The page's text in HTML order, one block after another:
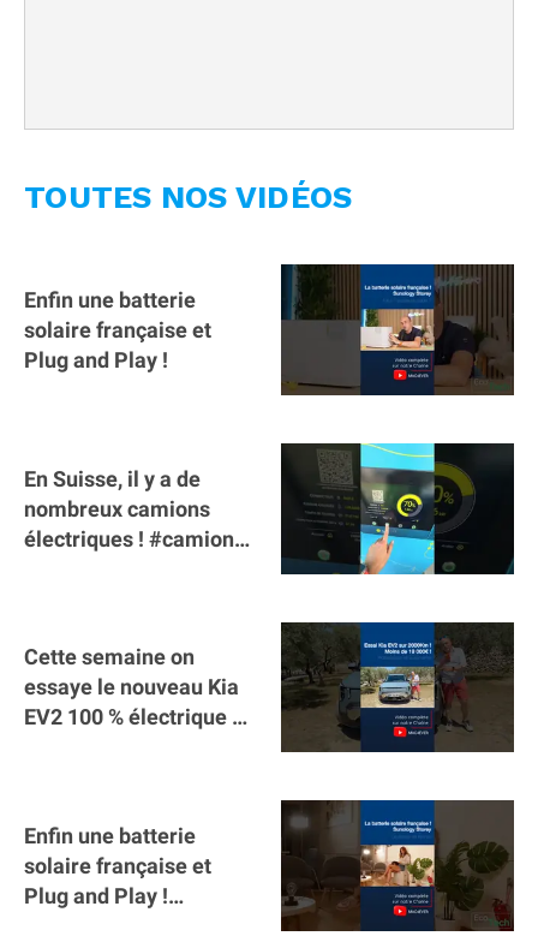
TOUTES NOS VIDÉOS
Enfin une batterie
solaire française et
Plug and Play !
En Suisse, il y a de
nombreux camions
électriques ! #camion
Cette semaine on
essaye le nouveau Kia
EV2 100 % électrique ⚡️!
Enfin une batterie
solaire française et
Plug and Play !